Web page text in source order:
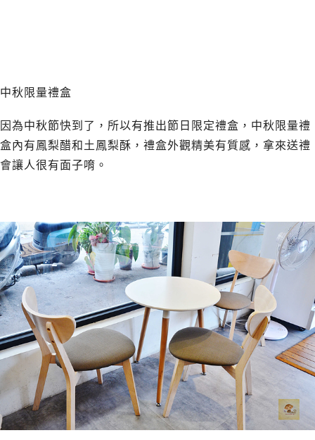
中秋限量禮盒
因為中秋節快到了，所以有推出節日限定禮盒，中秋限量禮
盒內有鳳梨醋和土鳳梨酥，禮盒外觀精美有質感，拿來送禮
會讓人很有面子唷。